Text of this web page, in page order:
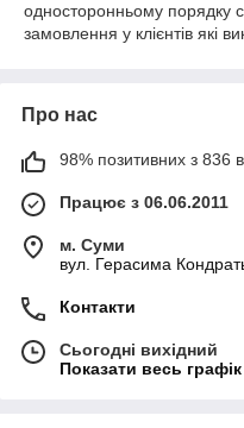
односторонньому порядку
замовлення у клієнтів які
Про нас
98% позитивних з 836
Працює з 06.06.2011
м. Суми
вул. Герасима
Контакти
Сьогодні вихідний
Показати весь